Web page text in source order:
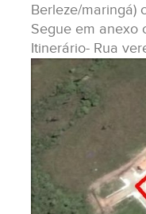
Berleze/maringá)
Segue em anexo
Itinerário- Rua